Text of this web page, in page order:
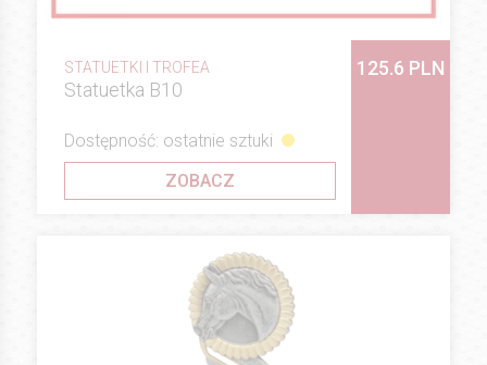
STATUETKI I TROFEA
Statuetka B10
125.6 PLN
Dostępność: ostatnie sztuki
ZOBACZ